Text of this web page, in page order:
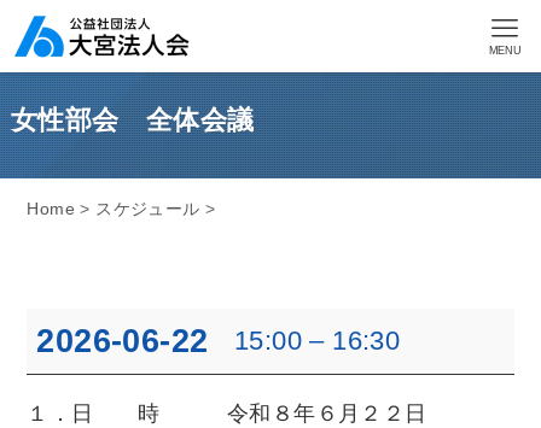
MENU
女性部会 全体会議
Home > スケジュール >
女
部
15:00 – 16:30
2026-06-22
１．日 時 令和８年６月２２日